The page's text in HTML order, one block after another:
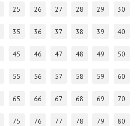
25 26 27 28 29 30
35 36 37 38 39 40
45 46 47 48 49 50
55 56 57 58 59 60
65 66 67 68 69 70
75 76 77 78 79 80